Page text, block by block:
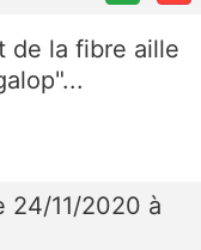
de la fibre aille
24/11/2020 à